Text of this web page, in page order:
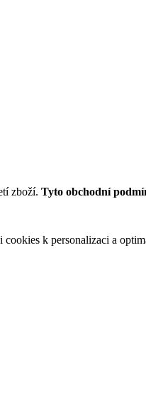
zboží. Tyto obchodní
k personalizaci a